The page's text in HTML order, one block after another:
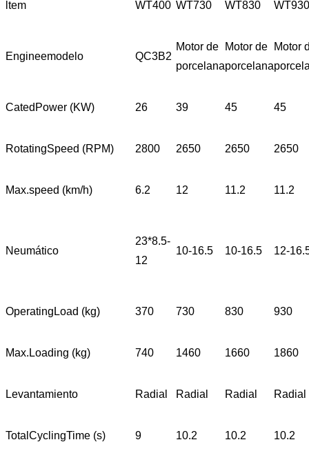
ltem WT400 WT730 WT830 WT930
Engineemodelo QC3B2
Motor de
porcelana
Motor de
porcelana
Motor
CatedPower (KW) 26 39 45 45
RotatingSpeed ​​(RPM) 2800 2650 2650 2650
Max.speed (km/h) 6.2 12 11.2 11.2
Neumático
23*8.5-
12
10-16.5 10-16.5 12-
OperatingLoad (kg) 370 730 830 930
Max.Loading (kg) 740 1460 1660 1860
Levantamiento Radial Radial Radial Radial
TotalCyclingTime (s) 9 10.2 10.2 10.2